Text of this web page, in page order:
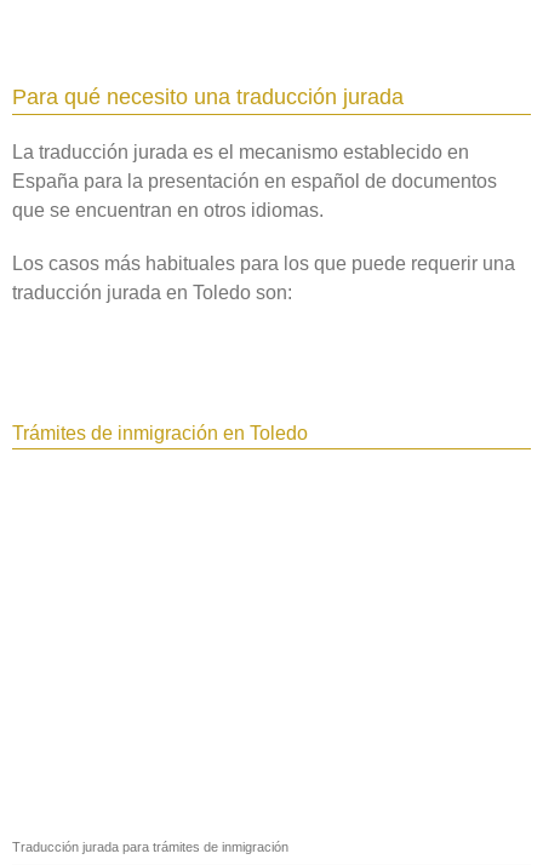
Para qué necesito una traducción jurada
La traducción jurada es el mecanismo establecido en
España para la presentación en español de documentos
que se encuentran en otros idiomas.
Los casos más habituales para los que puede requerir una
traducción jurada en Toledo‎ son:
Trámites de inmigración en Toledo‎
Traducción jurada para trámites de inmigración